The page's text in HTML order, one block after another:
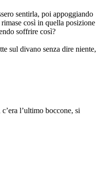
sentirla, poi appoggiando
così in quella posizione
soffrire così?
sul divano senza dire niente,
l’ultimo boccone, si